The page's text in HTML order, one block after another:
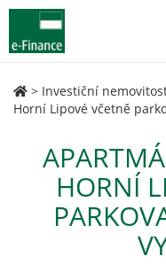
> Investiční
Horní Lipové včetně
HORNÍ